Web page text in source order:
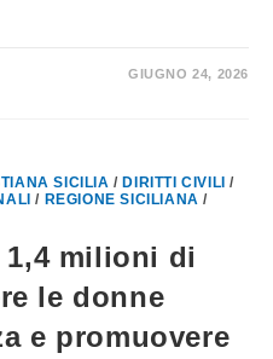
GIUGNO 24, 2026
SICILIA / DIRITTI CIVILI /
/ REGIONE SICILIANA /
milioni di
le donne
e promuovere